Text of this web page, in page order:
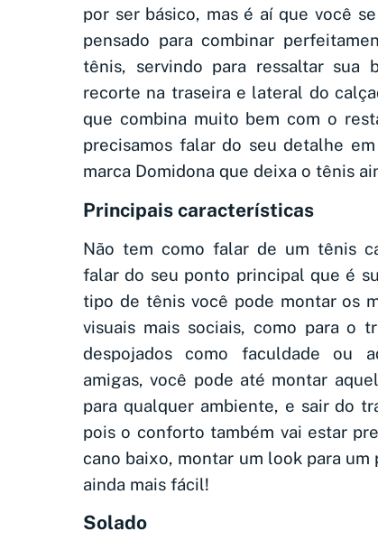
por ser básico, mas é aí que você
pensado para combinar
tênis, servindo para ressaltar sua
recorte na traseira e lateral do
que combina muito bem com o
precisamos falar do seu detalhe
marca Domidona que deixa o tênis
Principais características
Não tem como falar de um tênis
falar do seu ponto principal que é
tipo de tênis você pode montar os
visuais mais sociais, como para o
despojados como faculdade ou
amigas, você pode até montar
para qualquer ambiente, e sair do
pois o conforto também vai estar
cano baixo, montar um look para
ainda mais fácil!
Solado